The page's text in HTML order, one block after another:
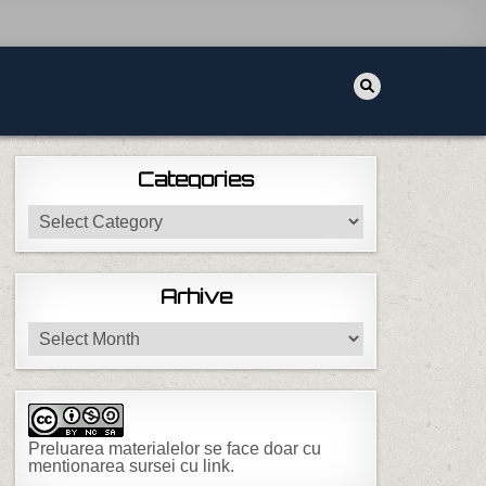
Categories
Categories
Arhive
Arhive
Preluarea materialelor se face doar cu
mentionarea sursei cu link.